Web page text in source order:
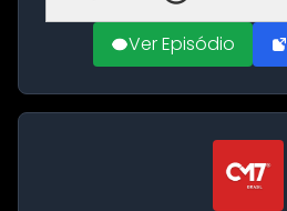
Ver Episódio